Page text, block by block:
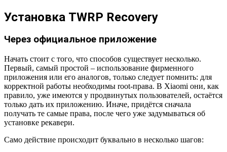
Установка TWRP Recovery
Через официальное приложение
Начать стоит с того, что способов существует несколько.
Первый, самый простой – использование фирменного
приложения или его аналогов, только следует помнить: для
корректной работы необходимы root-права. В Xiaomi они, как
правило, уже имеются у продвинутых пользователей, остаётся
только дать их приложению. Иначе, придётся сначала
получать те самые права, после чего уже задумываться об
установке рекавери.
Само действие происходит буквально в несколько шагов: